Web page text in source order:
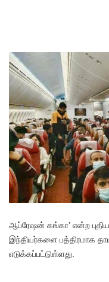
ஆப்ரேஷன் கங்கா’ என்ற புதிய
இந்தியர்களை பத்திரமாக
எடுக்கப்பட்டுள்ளது.